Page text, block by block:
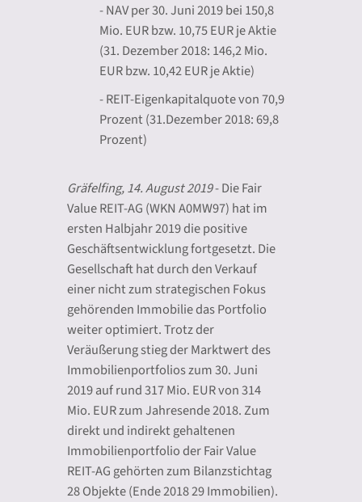
- NAV per 30. Juni 2019 bei 150,8
Mio. EUR bzw. 10,75 EUR je Aktie
(31. Dezember 2018: 146,2 Mio.
EUR bzw. 10,42 EUR je Aktie)
- REIT-Eigenkapitalquote von 70,9
Prozent (31.Dezember 2018: 69,8
Prozent)
Gräfelfing, 14. August 2019- Die Fair
Value REIT-AG (WKN A0MW97) hat im
ersten Halbjahr 2019 die positive
Geschäftsentwicklung fortgesetzt. Die
Gesellschaft hat durch den Verkauf
einer nicht zum strategischen Fokus
gehörenden Immobilie das Portfolio
weiter optimiert. Trotz der
Veräußerung stieg der Marktwert des
Immobilienportfolios zum 30. Juni
2019 auf rund 317 Mio. EUR von 314
Mio. EUR zum Jahresende 2018. Zum
direkt und indirekt gehaltenen
Immobilienportfolio der Fair Value
REIT-AG gehörten zum Bilanzstichtag
28 Objekte (Ende 2018 29 Immobilien).